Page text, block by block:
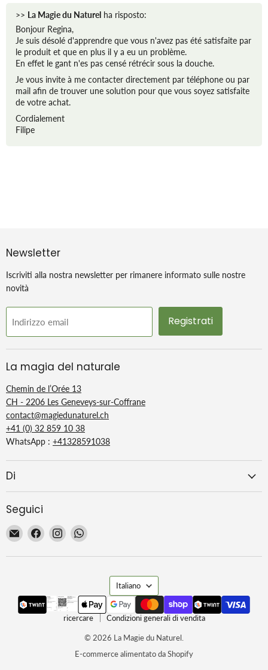
>> La Magie du Naturel ha risposto:
Bonjour Regina,
Je suis désolé d'apprendre que vous n'avez pas été satisfaite par
le produit et que en plus il y a eu un problème.
En effet le gant n'es pas censé rétrécir sous la douche.
Je vous invite à me contacter directement par téléphone ou par
mail afin de trouver une solution pour que vous soyez satisfaite
de votre achat.
Cordialement
Filipe
Newsletter
Iscriviti alla nostra newsletter per rimanere informato sulle nostre
novità
Indirizzo email Registrati
La magia del naturale
Chemin de l’Orée 13
CH - 2206 Les Geneveys-sur-Coffrane
contact@magiedunaturel.ch
+41 (0) 32 859 10 38
WhatsApp : +41328591038
Di
Seguici
Email
Magie
Trovaci
Facebook
Trovaci
Instagram
Trovaci
WhatsApp
Lingua
Italiano
ricercare Condizioni generali di vendita
© 2026 La Magie du Naturel.
E-commerce alimentato da Shopify